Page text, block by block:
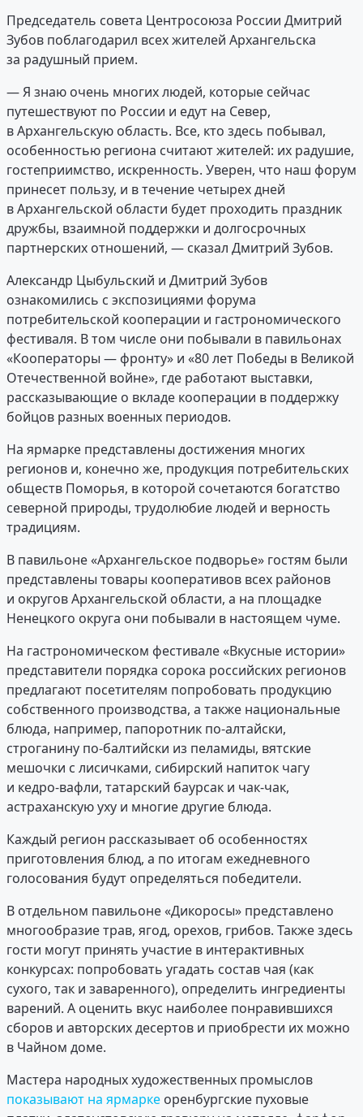
Председатель совета Центросоюза России Дмитрий
Зубов поблагодарил всех жителей Архангельска
за радушный прием.
— Я знаю очень многих людей, которые сейчас
путешествуют по России и едут на Север,
в Архангельскую область. Все, кто здесь побывал,
особенностью региона считают жителей: их радушие,
гостеприимство, искренность. Уверен, что наш форум
принесет пользу, и в течение четырех дней
в Архангельской области будет проходить праздник
дружбы, взаимной поддержки и долгосрочных
партнерских отношений, — сказал Дмитрий Зубов.
Александр Цыбульский и Дмитрий Зубов
ознакомились с экспозициями форума
потребительской кооперации и гастрономического
фестиваля. В том числе они побывали в павильонах
«Кооператоры — фронту» и «80 лет Победы в Великой
Отечественной войне», где работают выставки,
рассказывающие о вкладе кооперации в поддержку
бойцов разных военных периодов.
На ярмарке представлены достижения многих
регионов и, конечно же, продукция потребительских
обществ Поморья, в которой сочетаются богатство
северной природы, трудолюбие людей и верность
традициям.
В павильоне «Архангельское подворье» гостям были
представлены товары кооперативов всех районов
и округов Архангельской области, а на площадке
Ненецкого округа они побывали в настоящем чуме.
На гастрономическом фестивале «Вкусные истории»
представители порядка сорока российских регионов
предлагают посетителям попробовать продукцию
собственного производства, а также национальные
блюда, например, папоротник по-алтайски,
строганину по-балтийски из пеламиды, вятские
мешочки с лисичками, сибирский напиток чагу
и кедро-вафли, татарский баурсак и чак-чак,
астраханскую уху и многие другие блюда.
Каждый регион рассказывает об особенностях
приготовления блюд, а по итогам ежедневного
голосования будут определяться победители.
В отдельном павильоне «Дикоросы» представлено
многообразие трав, ягод, орехов, грибов. Также здесь
гости могут принять участие в интерактивных
конкурсах: попробовать угадать состав чая (как
сухого, так и заваренного), определить ингредиенты
варений. А оценить вкус наиболее понравившихся
сборов и авторских десертов и приобрести их можно
в Чайном доме.
Мастера народных художественных промыслов
показывают на ярмарке оренбургские пуховые